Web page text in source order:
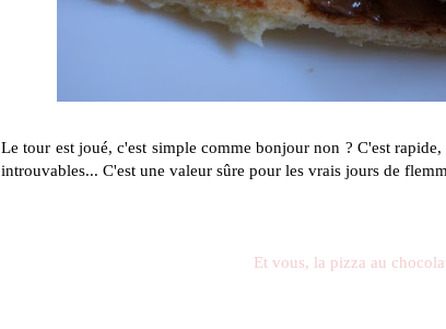
Le tour est joué, c'est simple comme bonjour non ? C'est
introuvables... C'est une valeur sûre pour les vrais jours de
Et vous, la pizza au